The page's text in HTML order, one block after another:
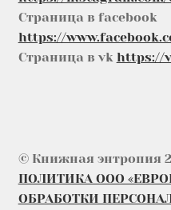
Страница в facebook
https://
Страница в vk https://
© Книжная энтропия
ПОЛИТИКА ООО
ОБРАБОТКИ